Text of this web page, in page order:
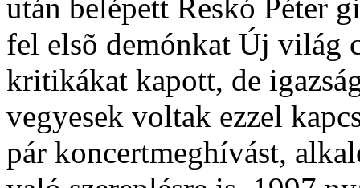
után belépett Reskó Péter
fel elsõ demónkat Új világ
kritikákat kapott, de
vegyesek voltak ezzel
pár koncertmeghívást,